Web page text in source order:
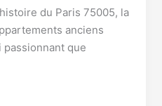
du Paris 75005, la
anciens
que